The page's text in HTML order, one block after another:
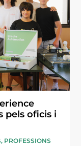
pels oficis i
, PROFESSIONS